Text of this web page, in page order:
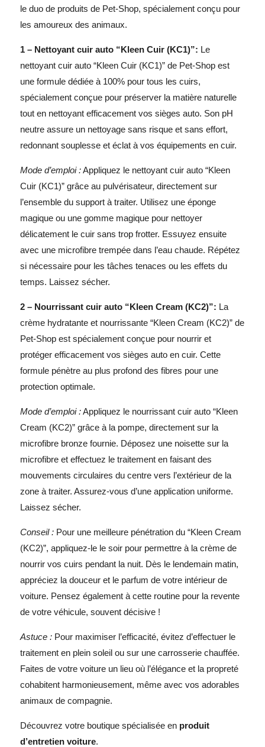
le duo de produits de Pet-Shop, spécialement conçu pour
les amoureux des animaux.
1 – Nettoyant cuir auto “Kleen Cuir (KC1)”: Le
nettoyant cuir auto “Kleen Cuir (KC1)” de Pet-Shop est
une formule dédiée à 100% pour tous les cuirs,
spécialement conçue pour préserver la matière naturelle
tout en nettoyant efficacement vos sièges auto. Son pH
neutre assure un nettoyage sans risque et sans effort,
redonnant souplesse et éclat à vos équipements en cuir.
Mode d’emploi :Appliquez le nettoyant cuir auto “Kleen
Cuir (KC1)” grâce au pulvérisateur, directement sur
l’ensemble du support à traiter. Utilisez une éponge
magique ou une gomme magique pour nettoyer
délicatement le cuir sans trop frotter. Essuyez ensuite
avec une microfibre trempée dans l’eau chaude. Répétez
si nécessaire pour les tâches tenaces ou les effets du
temps. Laissez sécher.
2 – Nourrissant cuir auto “Kleen Cream (KC2)”: La
crème hydratante et nourrissante “Kleen Cream (KC2)” de
Pet-Shop est spécialement conçue pour nourrir et
protéger efficacement vos sièges auto en cuir. Cette
formule pénètre au plus profond des fibres pour une
protection optimale.
Mode d’emploi :Appliquez le nourrissant cuir auto “Kleen
Cream (KC2)” grâce à la pompe, directement sur la
microfibre bronze fournie. Déposez une noisette sur la
microfibre et effectuez le traitement en faisant des
mouvements circulaires du centre vers l’extérieur de la
zone à traiter. Assurez-vous d’une application uniforme.
Laissez sécher.
Conseil :Pour une meilleure pénétration du “Kleen Cream
(KC2)”, appliquez-le le soir pour permettre à la crème de
nourrir vos cuirs pendant la nuit. Dès le lendemain matin,
appréciez la douceur et le parfum de votre intérieur de
voiture. Pensez également à cette routine pour la revente
de votre véhicule, souvent décisive !
Astuce :Pour maximiser l’efficacité, évitez d’effectuer le
traitement en plein soleil ou sur une carrosserie chauffée.
Faites de votre voiture un lieu où l’élégance et la propreté
cohabitent harmonieusement, même avec vos adorables
animaux de compagnie.
Découvrez votre boutique spécialisée en produit
d’entretien voiture.